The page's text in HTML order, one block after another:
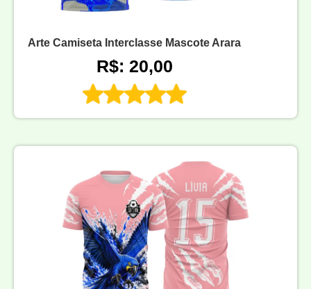
Arte Camiseta Interclasse Mascote Arara
R$: 20,00